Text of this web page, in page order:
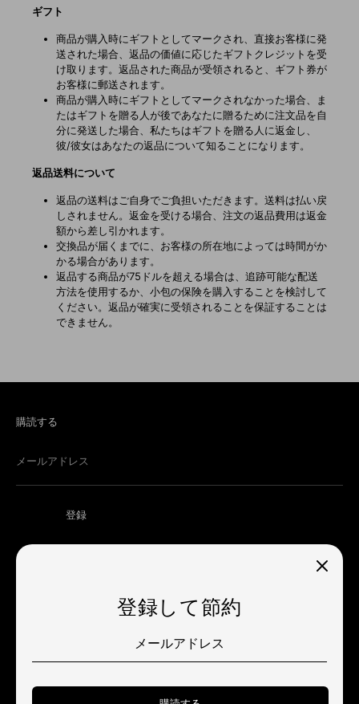
ギフト
商品が購入時にギフトとしてマークされ、直接お客様に発
送された場合、返品の価値に応じたギフトクレジットを受
け取ります。返品された商品が受領されると、ギフト券が
お客様に郵送されます。
商品が購入時にギフトとしてマークされなかった場合、ま
たはギフトを贈る人が後であなたに贈るために注文品を自
分に発送した場合、私たちはギフトを贈る人に返金し、
彼/彼女はあなたの返品について知ることになります。
返品送料について
返品の送料はご自身でご負担いただきます。送料は払い戻
しされません。返金を受ける場合、注文の返品費用は返金
額から差し引かれます。
交換品が届くまでに、お客様の所在地によっては時間がか
かる場合があります。
返品する商品が75ドルを超える場合は、追跡可能な配送
方法を使用するか、小包の保険を購入することを検討して
ください。返品が確実に受領されることを保証することは
できません。
登録して節約
購読する
メールアドレス
登録